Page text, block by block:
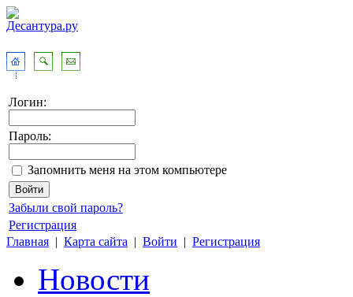
Логин:
Пароль:
Запомнить меня на этом компьютере
Забыли свой пароль?
Регистрация
Главная | Карта сайта | Войти | Регистрация
Новости